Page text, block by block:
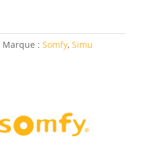
Marque : Somfy, Simu